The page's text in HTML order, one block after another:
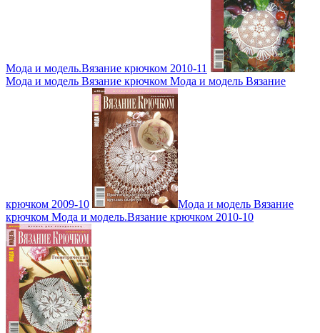
Мода и модель.Вязание крючком 2010-11
Мода и модель Вязание крючком Мода и модель Вязание
крючком 2009-10
Мода и модель Вязание
крючком Мода и модель.Вязание крючком 2010-10